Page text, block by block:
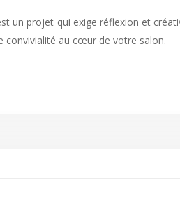
un projet qui exige réflexion et
convivialité au cœur de votre salon.